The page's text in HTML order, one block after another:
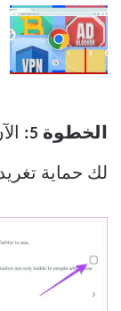
الخطوة 5:
لك حماية